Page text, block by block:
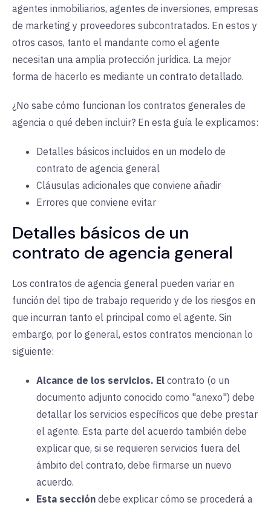
agentes inmobiliarios, agentes de inversiones, empresas
de marketing y proveedores subcontratados. En estos y
otros casos, tanto el mandante como el agente
necesitan una amplia protección jurídica. La mejor
forma de hacerlo es mediante un contrato detallado.
¿No sabe cómo funcionan los contratos generales de
agencia o qué deben incluir? En esta guía le explicamos:
Detalles básicos incluidos en un modelo de
contrato de agencia general
Cláusulas adicionales que conviene añadir
Errores que conviene evitar
Detalles básicos de un
contrato de agencia general
Los contratos de agencia general pueden variar en
función del tipo de trabajo requerido y de los riesgos en
que incurran tanto el principal como el agente. Sin
embargo, por lo general, estos contratos mencionan lo
siguiente:
Alcance de los servicios. El contrato (o un
documento adjunto conocido como "anexo") debe
detallar los servicios específicos que debe prestar
el agente. Esta parte del acuerdo también debe
explicar que, si se requieren servicios fuera del
ámbito del contrato, debe firmarse un nuevo
acuerdo.
Esta sección debe explicar cómo se procederá a